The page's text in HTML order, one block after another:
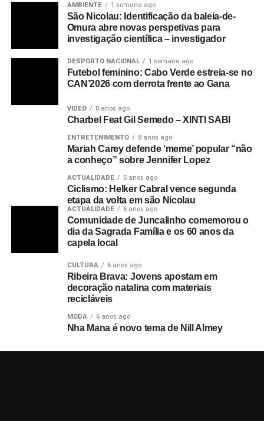
AMBIENTE 1 semana ago
São Nicolau: Identificação da baleia-de-
Omura abre novas perspetivas para
investigação científica – investigador
DESPORTO NACIONAL 1 semana ago
Futebol feminino: Cabo Verde estreia-se no
CAN’2026 com derrota frente ao Gana
VIDEO 8 anos ago
Charbel Feat Gil Semedo – XINTI SABI
ENTRETENIMENTO 8 anos ago
Mariah Carey defende ‘meme’ popular “não
a conheço” sobre Jennifer Lopez
ACTUALIDADE 5 anos ago
Ciclismo: Helker Cabral vence segunda
etapa da volta em são Nicolau
ACTUALIDADE 6 anos ago
Comunidade de Juncalinho comemorou o
dia da Sagrada Família e os 60 anos da
capela local
CULTURA 6 anos ago
Ribeira Brava: Jovens apostam em
decoração natalina com materiais
recicláveis
MODA 6 anos ago
Nha Mana é novo tema de Nill Almey